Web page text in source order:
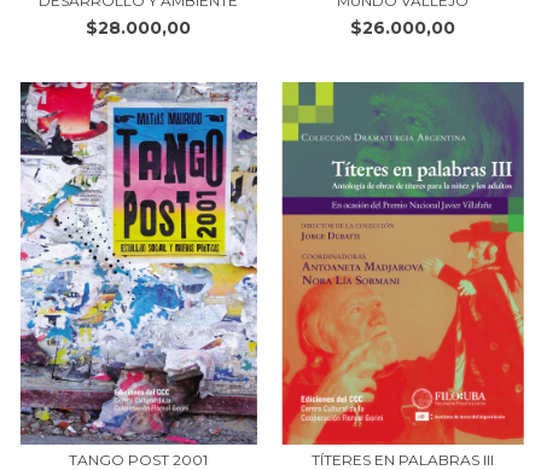
$28.000,00 $26.000,00
TANGO POST 2001 TÍTERES EN PALABRAS III